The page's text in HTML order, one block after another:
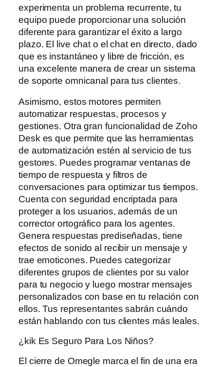
experimenta un problema recurrente, tu
equipo puede proporcionar una solución
diferente para garantizar el éxito a largo
plazo. El live chat o el chat en directo, dado
que es instantáneo y libre de fricción, es
una excelente manera de crear un sistema
de soporte omnicanal para tus clientes.
Asimismo, estos motores permiten
automatizar respuestas, procesos y
gestiones. Otra gran funcionalidad de Zoho
Desk es que permite que las herramientas
de automatización estén al servicio de tus
gestores. Puedes programar ventanas de
tiempo de respuesta y filtros de
conversaciones para optimizar tus tiempos.
Cuenta con seguridad encriptada para
proteger a los usuarios, además de un
corrector ortográfico para los agentes.
Genera respuestas prediseñadas, tiene
efectos de sonido al recibir un mensaje y
trae emoticones. Puedes categorizar
diferentes grupos de clientes por su valor
para tu negocio y luego mostrar mensajes
personalizados con base ​​en tu relación con
ellos. Tus representantes sabrán cuándo
están hablando con tus clientes más leales.
¿kik Es Seguro Para Los Niños?
El cierre de Omegle marca el fin de una era